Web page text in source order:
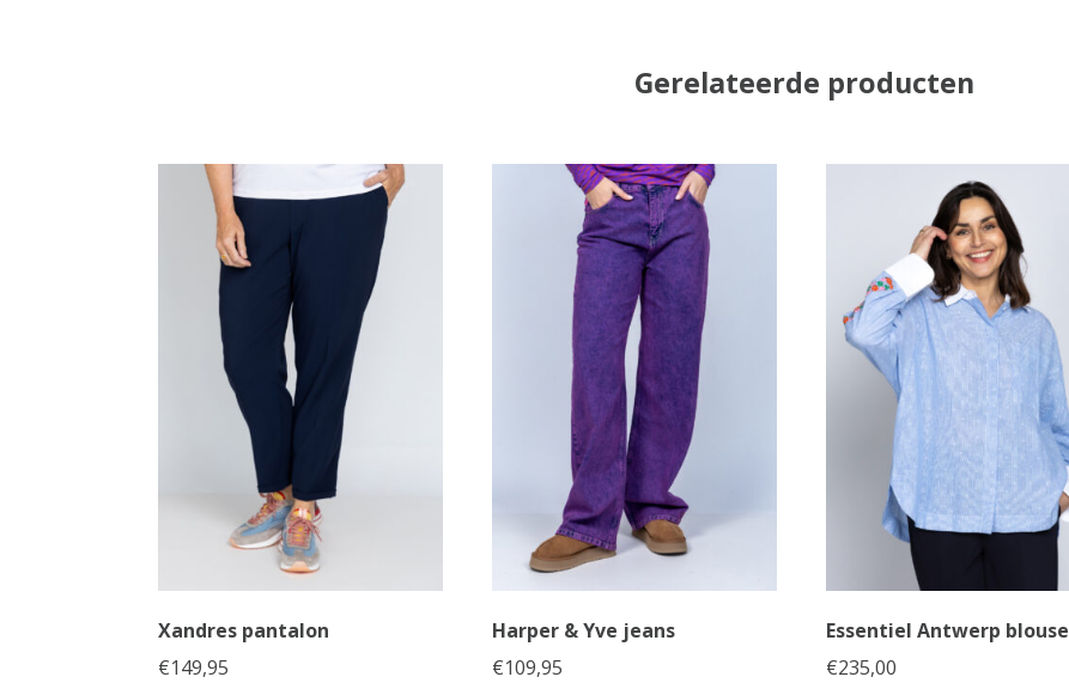
Gerelateerde producten
Xandres pantalon
€149,95
Harper & Yve jeans
€109,95
Essentiel Antwerp blouse
€235,00